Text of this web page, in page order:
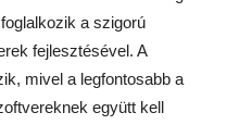
a szigorú
fejlesztésével. A
mivel a legfontosabb a
együtt kell